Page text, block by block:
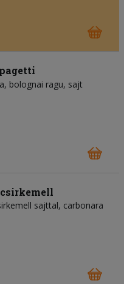
bolognai ragu sajt
sajttal, carbonara